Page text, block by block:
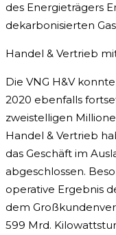
des Energieträgers
dekarbonisierten
Handel & Vertrieb
Die VNG H&V
2020 ebenfalls
zweistelligen
Handel & Vertrieb
das Geschäft im
abgeschlossen.
operative Ergebnis
dem
599 Mrd.